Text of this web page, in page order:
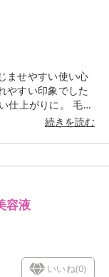
ませやすい使い心
やすい印象でした
感じが心地いいで
続きを読む
容液
いいね(0)